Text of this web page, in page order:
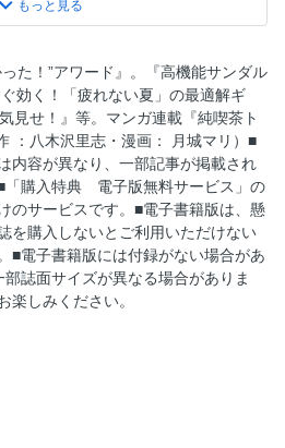
良かった！”アワード 物価高に賢く
て良かった！”アワード デジタル・
て良かった！”アワード 家電部門
良かった！”アワード ビジカジ部
良かった！”アワード ライフスタ
質プロダクト ラグジュアリー銘品
カーBook 夏を快適かつ軽やかに
た！”アワード』。『高機能サンダル
効く！「疲れない夏」の最適解ギ
見せ！』等。マンガ連載『純喫茶ト
：八木沢里志・漫画： 月城マリ）■
内容が異なり、一部記事が掲載され
「購入特典 電子版無料サービス」の
のサービスです。■電子書籍版は、懸
を購入しないとご利用いただけない
■電子書籍版には付録がない場合があ
誌面サイズが異なる場合がありま
楽しみください。